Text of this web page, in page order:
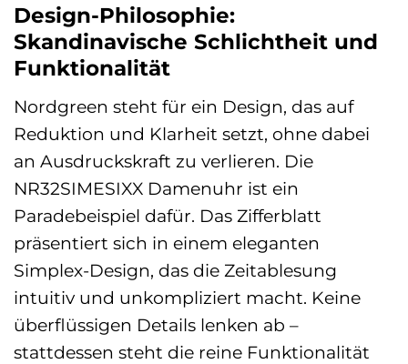
Design-Philosophie:
Skandinavische Schlichtheit und
Funktionalität
Nordgreen steht für ein Design, das auf
Reduktion und Klarheit setzt, ohne dabei
an Ausdruckskraft zu verlieren. Die
NR32SIMESIXX Damenuhr ist ein
Paradebeispiel dafür. Das Zifferblatt
präsentiert sich in einem eleganten
Simplex-Design, das die Zeitablesung
intuitiv und unkompliziert macht. Keine
überflüssigen Details lenken ab –
stattdessen steht die reine Funktionalität